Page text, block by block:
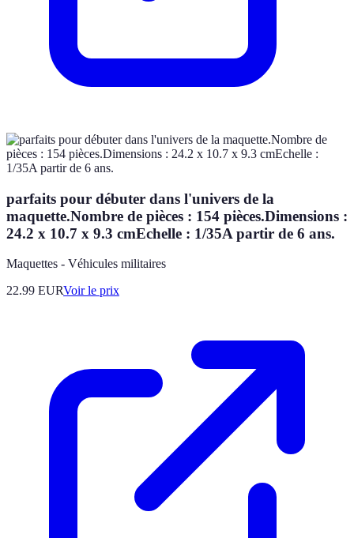
parfaits pour débuter dans l'univers de la
maquette.Nombre de pièces : 154 pièces.Dimensions :
24.2 x 10.7 x 9.3 cmEchelle : 1/35A partir de 6 ans.
Maquettes - Véhicules militaires
22.99 EURVoir le prix